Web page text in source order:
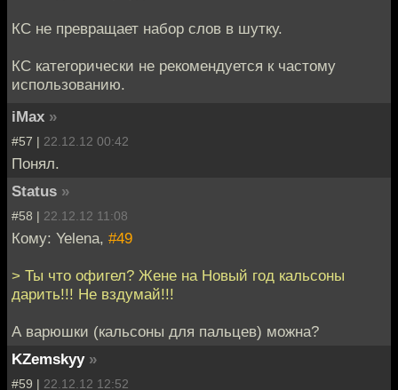
КС не превращает набор слов в шутку.
КС категорически не рекомендуется к частому
использованию.
iMax »
#57 | 22.12.12 00:42
Понял.
Status »
#58 | 22.12.12 11:08
Кому: Yelena, #49
> Ты что офигел? Жене на Новый год кальсоны
дарить!!! Не вздумай!!!
А варюшки (кальсоны для пальцев) можна?
KZemskyy »
#59 | 22.12.12 12:52